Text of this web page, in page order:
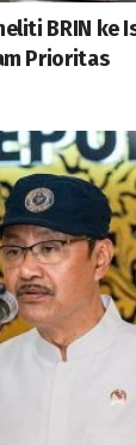
BRIN ke
Prioritas